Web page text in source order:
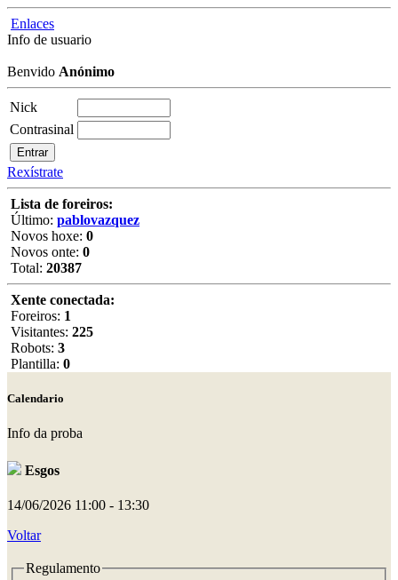
Enlaces
Info de usuario
Benvido Anónimo
Nick
Contrasinal
Rexístrate
Lista de foreiros:
Último: pablovazquez
Novos hoxe: 0
Novos onte: 0
Total: 20387
Xente conectada:
Foreiros: 1
Visitantes: 225
Robots: 3
Plantilla: 0
Calendario
Info da proba
Esgos
14/06/2026 11:00 - 13:30
Voltar
Regulamento